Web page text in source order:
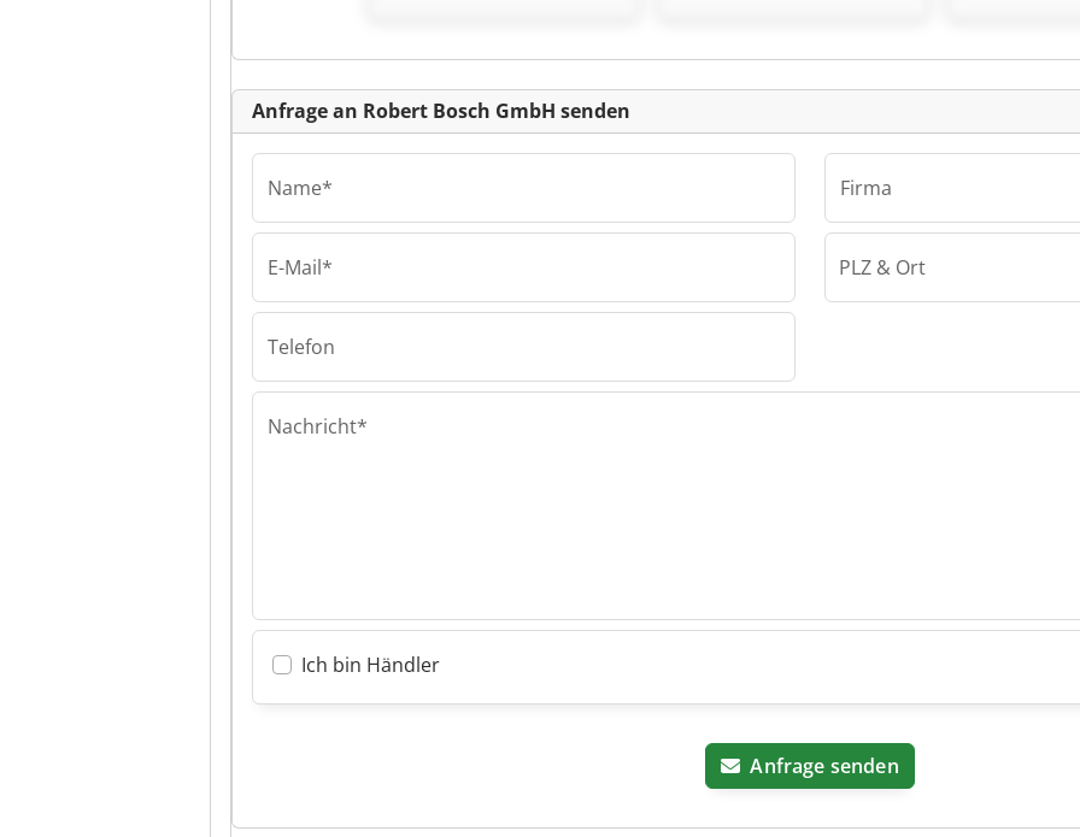
Robert Bosch GmbH
Kleinanzeige
Anfrage an Robert Bosch GmbH senden
Name*
E-Mail*
Telefon
Firma
PLZ & Ort
Nachricht*
Ich bin Händler
Anfrage senden